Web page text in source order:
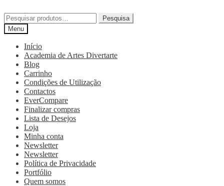
Pesquisa
Menu
Início
Academia de Artes Divertarte
Blog
Carrinho
Condições de Utilização
Contactos
EverCompare
Finalizar compras
Lista de Desejos
Loja
Minha conta
Newsletter
Newsletter
Política de Privacidade
Portfólio
Quem somos